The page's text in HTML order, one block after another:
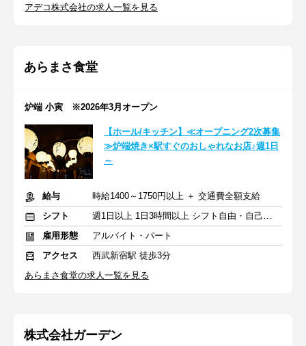
アデコ株式会社の求人一覧を見る
あらまさ食堂
炉端 小寅 ※2026年3月オープン
【ホール/キッチン】≪オープニング2次募集
≫炉端焼き×駅すぐのおしゃれなお店♪週1日
～
給与
時給1400～1750円以上 ＋ 交通費全額支給
シフト
週1日以上 1日3時間以上 シフト自由・自己申告
雇用形態
アルバイト・パート
アクセス
西武新宿駅 徒歩3分
あらまさ食堂の求人一覧を見る
株式会社ガーデン